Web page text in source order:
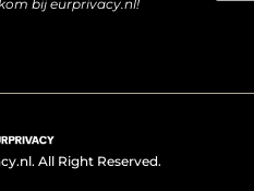
bij eurprivacy.nl!
All Right Reserved.